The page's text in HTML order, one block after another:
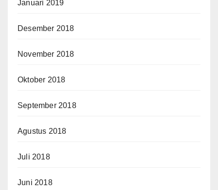
Januari 2019
Desember 2018
November 2018
Oktober 2018
September 2018
Agustus 2018
Juli 2018
Juni 2018